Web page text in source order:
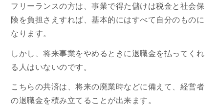
フリーランスの方は、事業で得た儲けは税金と社会保
険を負担さえすれば、基本的にはすべて自分のものに
なります。
しかし、将来事業をやめるときに退職金を払ってくれ
る人はいないのです。
こちらの共済は、将来の廃業時などに備えて、経営者
の退職金を積み立てることが出来ます。